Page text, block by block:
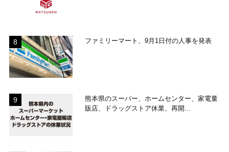
ファミリーマート、9月1日付の人事を発表
熊本県のスーパー、ホームセンター、家電量
販店、ドラッグストア休業、再開...